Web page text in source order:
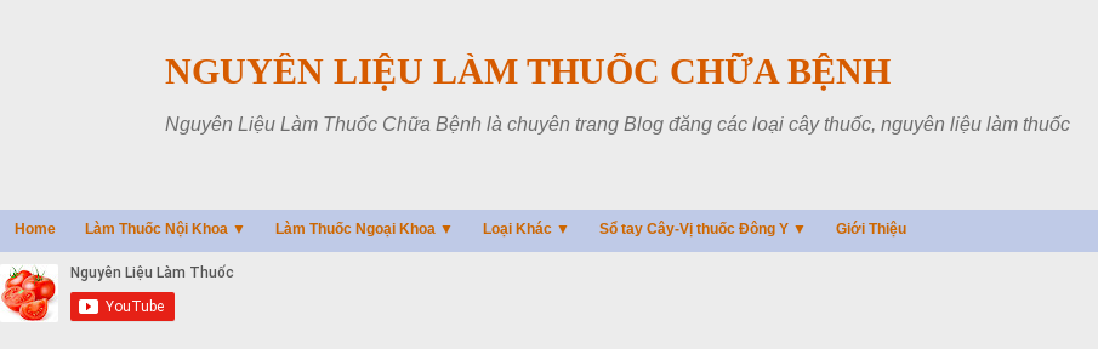
NGUYÊN LIỆU LÀM THUỐC CHỮA BỆNH
Nguyên Liệu Làm Thuốc Chữa Bệnh là chuyên trang Blog đăng các loại cây thuốc, nguyên liệu làm thuốc
Home Làm Thuốc Nội Khoa ▼ Làm Thuốc Ngoại Khoa ▼ Loại Khác ▼ Sổ tay Cây-Vị thuốc Đông Y ▼ Giới Thiệu